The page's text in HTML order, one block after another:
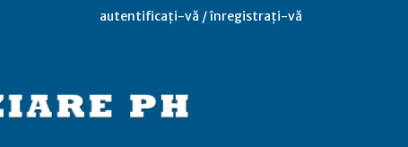
autentificați-vă / înregistrați-vă